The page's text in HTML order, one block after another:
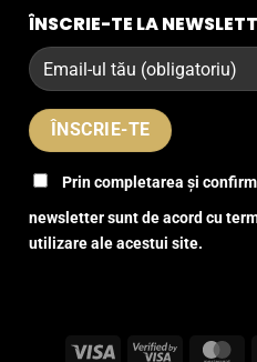
ÎNSCRIE-TE LA
Prin completarea și
newsletter sunt de acord cu
utilizare ale acestui site.
Visa Visa